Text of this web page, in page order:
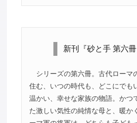
新刊『砂と手 第六冊
シリーズの第六冊。古代ローマ
住む、いつの時代も、どこにでも
温かい、幸せな家族の物語。かつ
た激しい気性の純情な母と、暖か